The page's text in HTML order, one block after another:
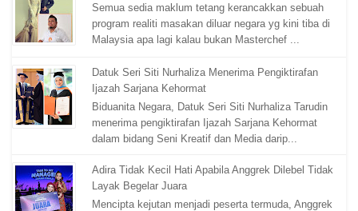
Semua sedia maklum tetang kerancakkan sebuah
program realiti masakan diluar negara yg kini tiba di
Malaysia apa lagi kalau bukan Masterchef ...
Datuk Seri Siti Nurhaliza Menerima Pengiktirafan
Ijazah Sarjana Kehormat
Biduanita Negara, Datuk Seri Siti Nurhaliza Tarudin
menerima pengiktirafan Ijazah Sarjana Kehormat
dalam bidang Seni Kreatif dan Media darip...
Adira Tidak Kecil Hati Apabila Anggrek Dilebel Tidak
Layak Begelar Juara
Mencipta kejutan menjadi peserta termuda, Anggrek